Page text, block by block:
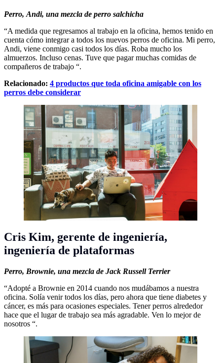
Perro, Andi, una mezcla de perro salchicha
“A medida que regresamos al trabajo en la oficina, hemos tenido en
cuenta cómo integrar a todos los nuevos perros de oficina. Mi perro,
Andi, viene conmigo casi todos los días. Roba mucho los
almuerzos. Incluso cenas. Tuve que pagar muchas comidas de
compañeros de trabajo “.
Relacionado: 4 productos que toda oficina amigable con los
perros debe considerar
Cris Kim, gerente de ingeniería,
ingeniería de plataformas
Perro, Brownie, una mezcla de Jack Russell Terrier
“Adopté a Brownie en 2014 cuando nos mudábamos a nuestra
oficina. Solía venir todos los días, pero ahora que tiene diabetes y
cáncer, es más para ocasiones especiales. Tener perros alrededor
hace que el lugar de trabajo sea más agradable. Ven lo mejor de
nosotros “.